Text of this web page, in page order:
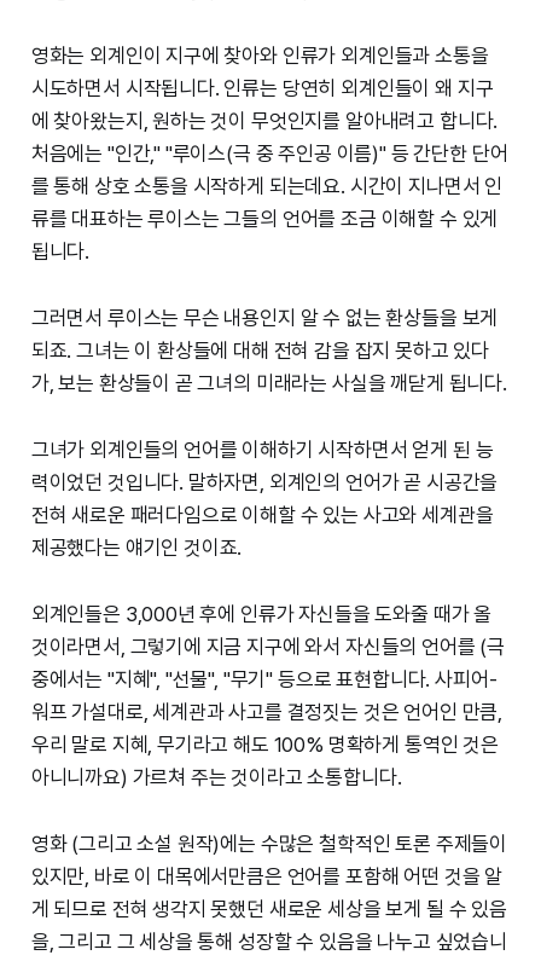
영화는 외계인이 지구에 찾아와 인류가 외계인들과 소통을
시도하면서 시작됩니다. 인류는 당연히 외계인들이 왜 지구
에 찾아왔는지, 원하는 것이 무엇인지를 알아내려고 합니다.
처음에는 "인간," "루이스(극 중 주인공 이름)" 등 간단한 단어
를 통해 상호 소통을 시작하게 되는데요. 시간이 지나면서 인
류를 대표하는 루이스는 그들의 언어를 조금 이해할 수 있게
됩니다.
그러면서 루이스는 무슨 내용인지 알 수 없는 환상들을 보게
되죠. 그녀는 이 환상들에 대해 전혀 감을 잡지 못하고 있다
가, 보는 환상들이 곧 그녀의 미래라는 사실을 깨닫게 됩니다.
그녀가 외계인들의 언어를 이해하기 시작하면서 얻게 된 능
력이었던 것입니다. 말하자면, 외계인의 언어가 곧 시공간을
전혀 새로운 패러다임으로 이해할 수 있는 사고와 세계관을
제공했다는 얘기인 것이죠.
외계인들은 3,000년 후에 인류가 자신들을 도와줄 때가 올
것이라면서, 그렇기에 지금 지구에 와서 자신들의 언어를 (극
중에서는 "지혜", "선물", "무기" 등으로 표현합니다. 사피어-
워프 가설대로, 세계관과 사고를 결정짓는 것은 언어인 만큼,
우리 말로 지혜, 무기라고 해도 100% 명확하게 통역인 것은
아니니까요) 가르쳐 주는 것이라고 소통합니다.
영화 (그리고 소설 원작)에는 수많은 철학적인 토론 주제들이
있지만, 바로 이 대목에서만큼은 언어를 포함해 어떤 것을 알
게 되므로 전혀 생각지 못했던 새로운 세상을 보게 될 수 있음
을, 그리고 그 세상을 통해 성장할 수 있음을 나누고 싶었습니